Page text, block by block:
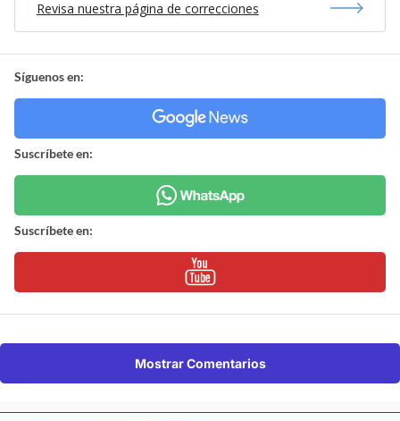
Revisa nuestra página de correcciones
Síguenos en:
Suscríbete en:
Suscríbete en:
Mostrar Comentarios